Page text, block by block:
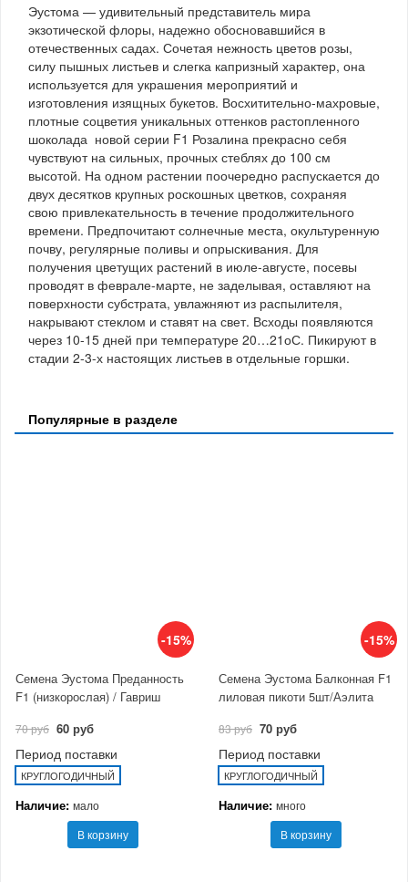
Эустома — удивительный представитель мира
экзотической флоры, надежно обосновавшийся в
отечественных садах. Сочетая нежность цветов розы,
силу пышных листьев и слегка капризный характер, она
используется для украшения мероприятий и
изготовления изящных букетов. Восхитительно-махровые,
плотные соцветия уникальных оттенков растопленного
шоколада новой серии F1 Розалина прекрасно себя
чувствуют на сильных, прочных стеблях до 100 см
высотой. На одном растении поочередно распускается до
двух десятков крупных роскошных цветков, сохраняя
свою привлекательность в течение продолжительного
времени. Предпочитают солнечные места, окультуренную
почву, регулярные поливы и опрыскивания. Для
получения цветущих растений в июле-августе, посевы
проводят в феврале-марте, не заделывая, оставляют на
поверхности субстрата, увлажняют из распылителя,
накрывают стеклом и ставят на свет. Всходы появляются
через 10-15 дней при температуре 20…21оС. Пикируют в
стадии 2-3-х настоящих листьев в отдельные горшки.
Популярные в разделе
-15%
Семена Эустома Преданность
F1 (низкорослая) / Гавриш
70 руб 60 руб
Период поставки
КРУГЛОГОДИЧНЫЙ
Наличие: мало
В корзину
-15%
Семена Эустома Балконная F1
лиловая пикоти 5шт/Аэлита
83 руб 70 руб
Период поставки
КРУГЛОГОДИЧНЫЙ
Наличие: много
В корзину